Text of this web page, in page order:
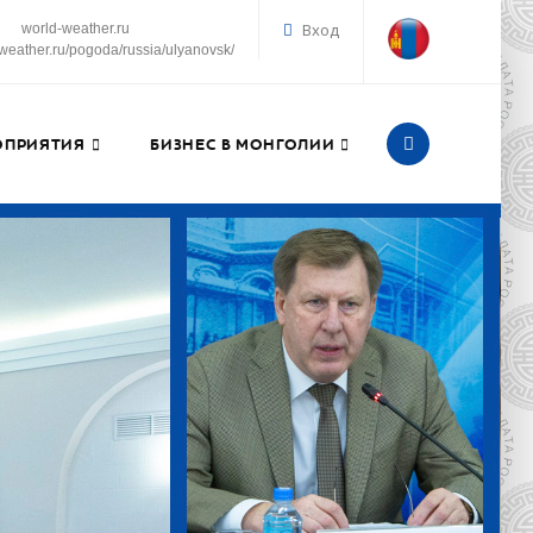
world-weather.ru
pogoda/russia/ulyanovsk/
Вход
БИЗНЕС В МОНГОЛИИ